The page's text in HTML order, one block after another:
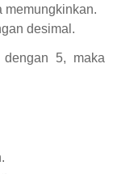
memungkinkan.
desimal.
5, maka